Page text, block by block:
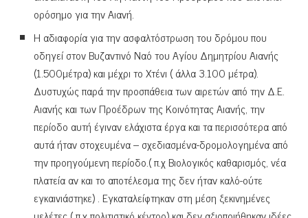
ορόσημο για την Αιανή.
Η αδιαφορία για την ασφαλτόστρωση του δρόμου που
οδηγεί στον Βυζαντινό Ναό του Αγίου Δημητρίου Αιανής
(1.500μέτρα) και μέχρι το Χτένι ( άλλα 3.100 μέτρα).
Δυστυχώς παρά την προσπάθεια των αιρετών από την Δ.Ε.
Αιανής και των Προέδρων της Κοινότητας Αιανής, την
περίοδο αυτή έγιναν ελάχιστα έργα και τα περισσότερα από
αυτά ήταν στοχευμένα – σχεδιασμένα-δρομολογημένα από
την προηγούμενη περίοδο.( π.χ Βιολογικός καθαρισμός, νέα
πλατεία αν και το αποτέλεσμα της δεν ήταν καλό-ούτε
εγκαινιάστηκε) . Εγκαταλείφτηκαν στη μέση ξεκινημένες